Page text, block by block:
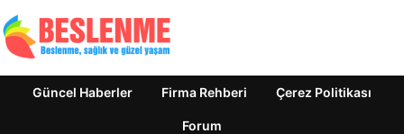
Güncel Haberler Firma Rehberi Çerez Politikası
Forum